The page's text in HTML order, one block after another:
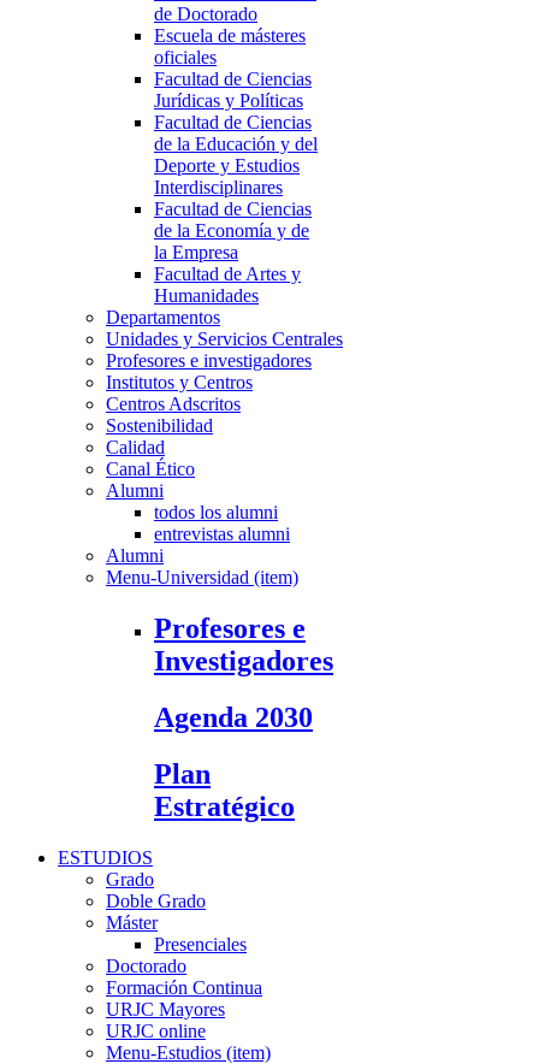
de Doctorado
Escuela de másteres
oficiales
Facultad de Ciencias
Jurídicas y Políticas
Facultad de Ciencias
de la Educación y del
Deporte y Estudios
Interdisciplinares
Facultad de Ciencias
de la Economía y de
la Empresa
Facultad de Artes y
Humanidades
Departamentos
Unidades y Servicios Centrales
Profesores e investigadores
Institutos y Centros
Centros Adscritos
Sostenibilidad
Calidad
Canal Ético
Alumni
todos los alumni
entrevistas alumni
Alumni
Menu-Universidad (item)
Profesores e
Investigadores
Agenda 2030
Plan
Estratégico
ESTUDIOS
Grado
Doble Grado
Máster
Presenciales
Doctorado
Formación Continua
URJC Mayores
URJC online
Menu-Estudios (item)